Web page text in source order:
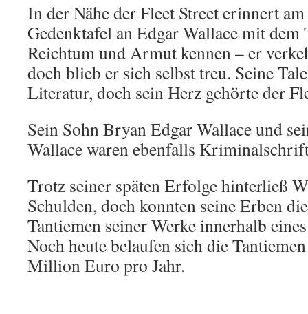
In der Nähe der Fleet Street erinnert
Gedenktafel an Edgar Wallace mit
Reichtum und Armut kennen – er
doch blieb er sich selbst treu. Seine
Literatur, doch sein Herz gehörte der
Sein Sohn Bryan Edgar Wallace und
Wallace waren ebenfalls
Trotz seiner späten Erfolge hinterließ
Schulden, doch konnten seine Erben
Tantiemen seiner Werke innerhalb
Noch heute belaufen sich die
Million Euro pro Jahr.